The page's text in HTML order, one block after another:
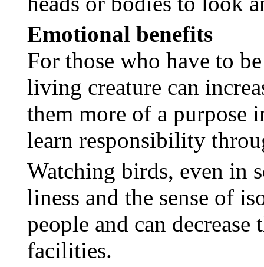
Emotional benefits
For those who have to
living creature can
them more of a purpose
learn responsibility
Watching birds, even in
liness and the sense of
people and can
facilities.